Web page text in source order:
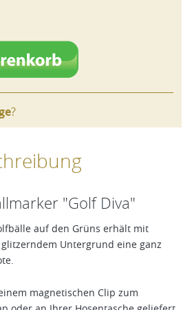
?
"Golf Diva"
auf den Grüns erhält mit
Untergrund eine ganz
magnetischen Clip zum